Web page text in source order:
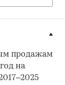
продажам
на